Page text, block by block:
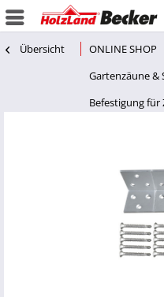
Übersicht ONLINE SHOP
Gartenzäune &
Befestigung für